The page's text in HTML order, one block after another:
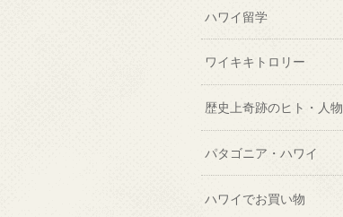
ハワイ留学
ワイキキトロリー
歴史上奇跡のヒト・人物
パタゴニア・ハワイ
ハワイでお買い物